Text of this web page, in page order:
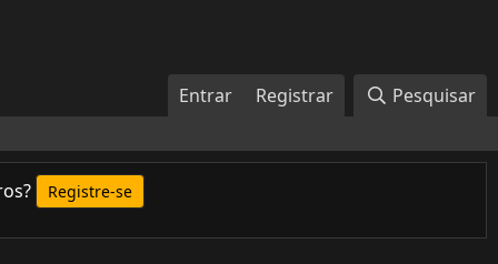
Entrar Registrar Pesquisar
Registre-se